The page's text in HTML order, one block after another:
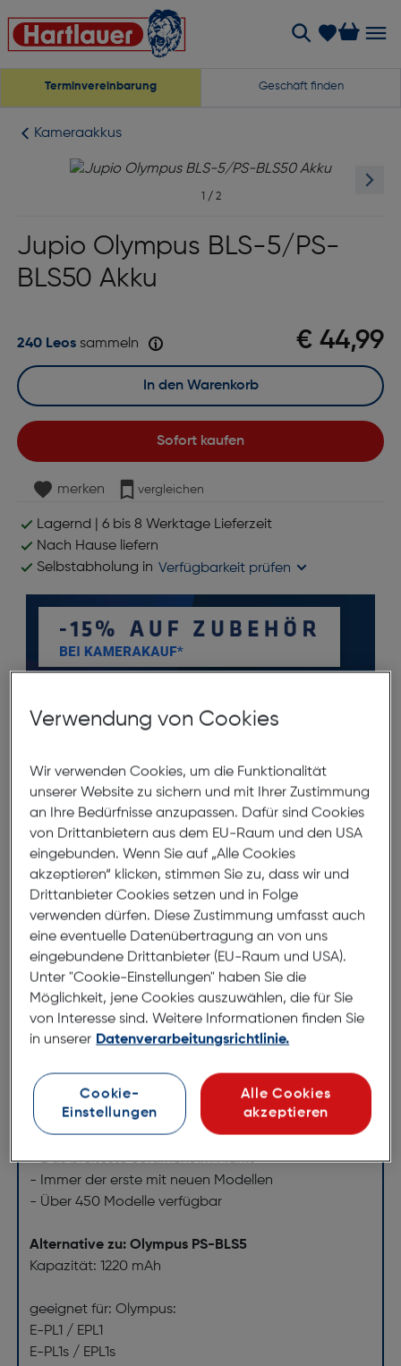
Terminvereinbarung Geschäft finden
Kameraakkus
1 / 2
Jupio Olympus BLS-5/PS-
BLS50 Akku
€ 44,99
240 Leossammeln
Sofort kaufen
In den Warenkorb
merken vergleichen
Lagernd | 6 bis 8 Werktage Lieferzeit
Nach Hause liefern
Selbstabholung in Verfügbarkeit prüfen
*ausgenommen Objektive
Produktbeschreibung
Jupio Olympus BLS-5/PS-BLS50
Akku
ArtNr.: 170066512
Jupio Kamera- und Camcorder Akkus.
Jupio ist Spezialist im Bereich von Aftermarket-
Akkus für digitale Kameras und Videokameras und
bietet das breiteste Sortiment im Markt. Neben den
neuesten Modellen sind auch Akkus für ältere
Kameras und Videokameras ständig lieferbar. Die
Garantie von wohlgemerkt 3 Jahren unterstützt.
- Spitzenqualität mit 3 Jahren No-Nonsense
Garantie
- Das breiteste Sortiment im Markt
- Immer der erste mit neuen Modellen
- Über 450 Modelle verfügbar
Alternative zu: Olympus PS-BLS5
Kapazität: 1220 mAh
geeignet für: Olympus:
E-PL1 / EPL1
E-PL1s / EPL1s
Verwendung von Cookies
Wir verwenden Cookies, um die Funktionalität
unserer Website zu sichern und mit Ihrer Zustimmung
an Ihre Bedürfnisse anzupassen. Dafür sind Cookies
von Drittanbietern aus dem EU-Raum und den USA
eingebunden. Wenn Sie auf „Alle Cookies
akzeptieren“ klicken, stimmen Sie zu, dass wir und
Drittanbieter Cookies setzen und in Folge
verwenden dürfen. Diese Zustimmung umfasst auch
eine eventuelle Datenübertragung an von uns
eingebundene Drittanbieter (EU-Raum und USA).
Unter "Cookie-Einstellungen" haben Sie die
Möglichkeit, jene Cookies auszuwählen, die für Sie
von Interesse sind. Weitere Informationen finden Sie
in unserer Datenverarbeitungsrichtlinie.
Cookie-
Einstellungen
Alle Cookies
akzeptieren